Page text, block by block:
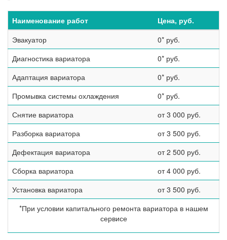
Наименование работ
Цена, руб.
Эвакуатор
0* руб.
Диагностика вариатора
0* руб.
Адаптация вариатора
0* руб.
Промывка системы охлаждения
0* руб.
Снятие вариатора
от 3 000 руб.
Разборка вариатора
от 3 500 руб.
Дефектация вариатора
от 2 500 руб.
Сборка вариатора
от 4 000 руб.
Установка вариатора
от 3 500 руб.
*При условии капитального ремонта вариатора в нашем
сервисе